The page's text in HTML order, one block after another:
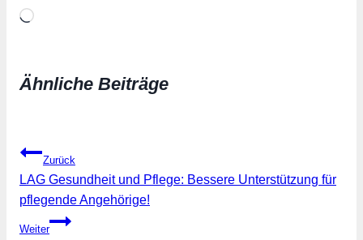
Wird
Ähnliche Beiträge
Beitragsnavigation
Zurück
LAG Gesundheit und Pflege: Bessere Unterstützung für
pflegende Angehörige!
Weiter